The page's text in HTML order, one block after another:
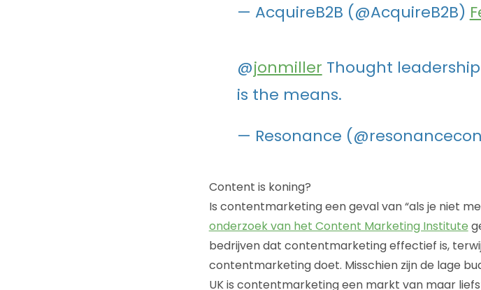
— AcquireB2B (@AcquireB2B)
@jonmiller Thought
is the means.
— Resonance
Content is koning?
Is contentmarketing een geval van “als je niet
onderzoek van het Content Marketing Institute
bedrijven dat contentmarketing effectief is,
contentmarketing doet. Misschien zijn de lage
UK is contentmarketing een markt van maar